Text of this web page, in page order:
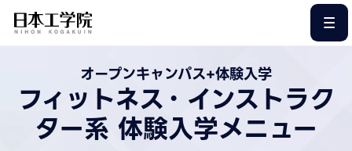
オープンキャンパス+体験入学
フィットネス・インストラク
ター系 体験入学メニュー